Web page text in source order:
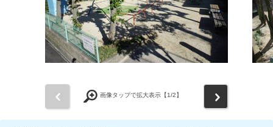
画像タップで拡大表示【1/2】